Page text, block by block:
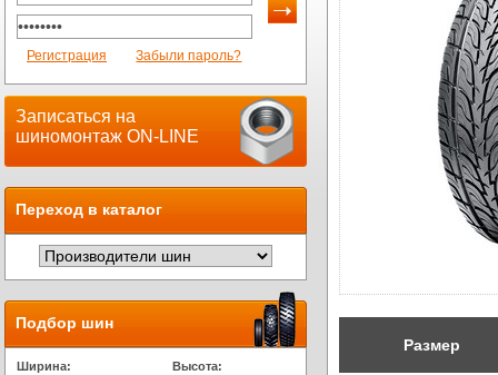
Регистрация Забыли пароль?
Записаться на
шиномонтаж ON-LINE
Переход в каталог
Подбор шин
Ширина: Высота:
Размер